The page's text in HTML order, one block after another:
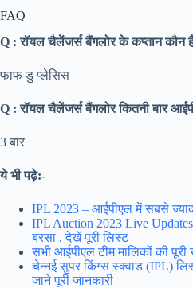
FAQ
Q : रॉयल चैलेंजर्स बैंगलोर के कप्तान कौन
फाफ डु प्लेसिस
Q : रॉयल चैलेंजर्स बैंगलोर कितनी बार
3 बार
ये भी पढ़े:-
IPL 2023 – आईपीएल में सबसे
IPL Auction 2023 Live
बरसा , देखें पूरी लिस्ट
सभी आईपीएल टीम मालिकों की पूरी
चेन्नई सुपर किंग्स स्क्वाड (IPL)
जाने पूरी जानकारी